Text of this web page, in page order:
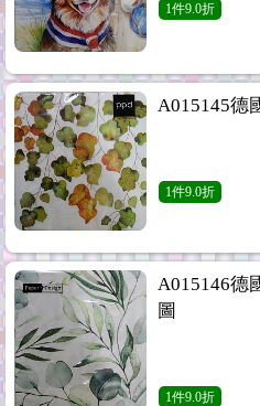
1件9.0折
A015145德
1件9.0折
A015146德
圖
1件9.0折